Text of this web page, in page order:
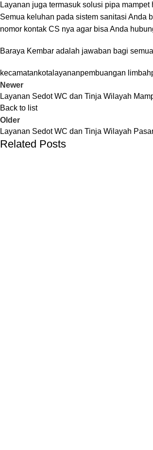
Layanan juga termasuk solusi pipa
Semua keluhan pada sistem sanitasi Anda
nomor kontak CS nya agar bisa Anda
Baraya Kembar adalah jawaban bagi
kecamatankota layananpembuangan limbah
Newer
Layanan Sedot WC dan Tinja Wilayah
Back to list
Older
Layanan Sedot WC dan Tinja Wilayah
Related Posts